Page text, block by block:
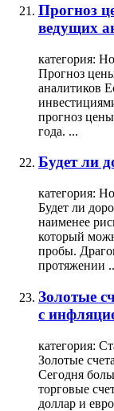
Прогноз
ведущих
категория:
Прогноз
аналитиков
прогноз
года. ...
Будет ли
категория:
Будет ли
наименее
который
пробы.
протяжении
Золотые
с
категория:
Золотые
Сегодня
торговые
доллар и